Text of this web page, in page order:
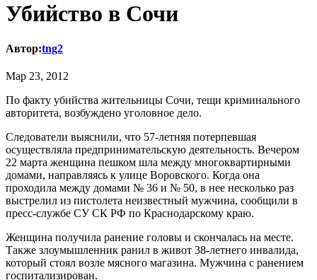
Убийство в Сочи
Автор:tng2
Мар 23, 2012
По факту убийства жительницы Сочи, тещи криминального
авторитета, возбуждено уголовное дело.
Следователи выяснили, что 57-летняя потерпевшая
осуществляла предпринимательскую деятельность. Вечером
22 марта женщина пешком шла между многоквартирными
домами, направляясь к улице Воровского. Когда она
проходила между домами № 36 и № 50, в нее несколько раз
выстрелил из пистолета неизвестный мужчина, сообщили в
пресс-службе СУ СК РФ по Краснодарскому краю.
Женщина получила ранение головы и скончалась на месте.
Также злоумышленник ранил в живот 38-летнего инвалида,
который стоял возле мясного магазина. Мужчина с ранением
госпитализирован.